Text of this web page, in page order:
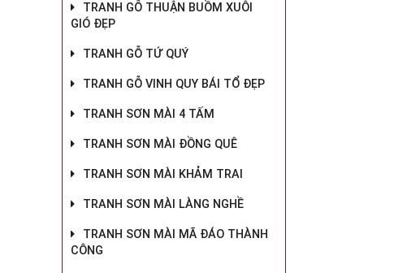
TRANH GỖ THUẬN BUỒM XUÔI
GIÓ ĐẸP
TRANH GỖ TỨ QUÝ
TRANH GỖ VINH QUY BÁI TỔ ĐẸP
TRANH SƠN MÀI 4 TẤM
TRANH SƠN MÀI ĐỒNG QUÊ
TRANH SƠN MÀI KHẢM TRAI
TRANH SƠN MÀI LÀNG NGHỀ
TRANH SƠN MÀI MÃ ĐÁO THÀNH
CÔNG